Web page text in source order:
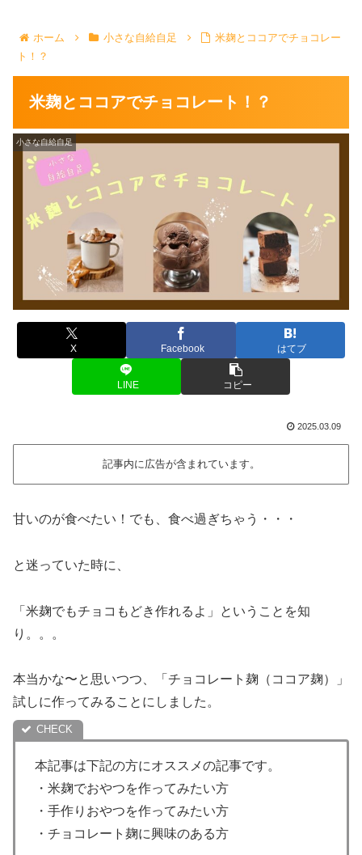
ホーム 小さな自給自足
米麹とココアでチョコレー
ト！？
米麹とココアでチョコレート！？
小さな自給自足
X Facebook はてブ
LINE コピー
2025.03.09
記事内に広告が含まれています。
甘いのが食べたい！でも、食べ過ぎちゃう・・・
と迷っていた時に、
「米麹でもチョコもどき作れるよ」ということを知
り。。。
本当かな〜と思いつつ、「チョコレート麹（ココア麹）」
試しに作ってみることにしました。
本記事は下記の方にオススメの記事です。
・米麹でおやつを作ってみたい方
・手作りおやつを作ってみたい方
・チョコレート麹に興味のある方